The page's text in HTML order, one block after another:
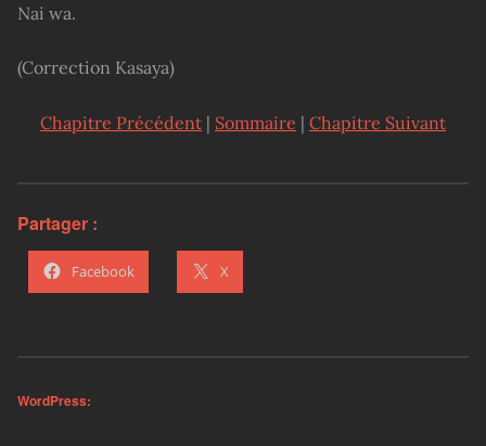
Nai wa.
(Correction Kasaya)
Chapitre Précédent | Sommaire | Chapitre Suivant
Partager :
Facebook X
WordPress: